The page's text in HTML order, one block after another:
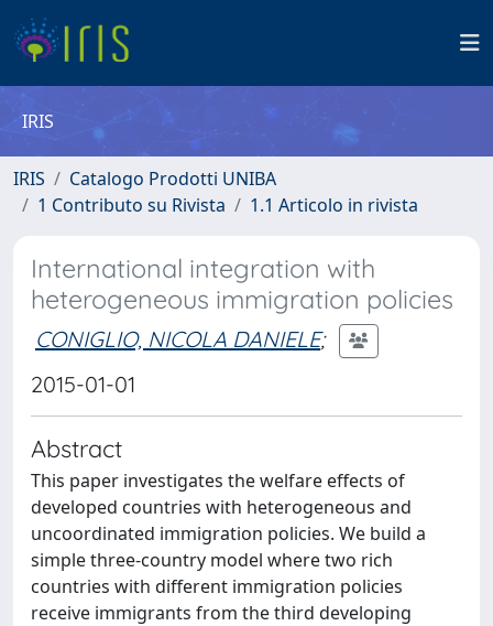
IRIS
IRIS
Catalogo Prodotti UNIBA
1 Contributo su Rivista
1.1 Articolo in rivista
International integration with
heterogeneous immigration policies
CONIGLIO, NICOLA DANIELE;
2015-01-01
Abstract
This paper investigates the welfare effects of
developed countries with heterogeneous and
uncoordinated immigration policies. We build a
simple three-country model where two rich
countries with different immigration policies
receive immigrants from the third developing